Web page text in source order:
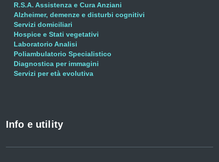
R.S.A. Assistenza e Cura Anziani
Alzheimer, demenze e disturbi cognitivi
Servizi domiciliari
Hospice e Stati vegetativi
Laboratorio Analisi
Poliambulatorio Specialistico
Diagnostica per immagini
Servizi per età evolutiva
Info e utility